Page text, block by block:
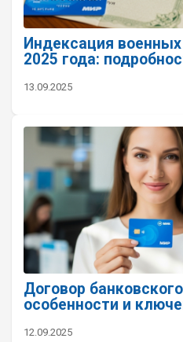
Индексация
2025 года:
13.09.2025
Договор
особенности и
12.09.2025